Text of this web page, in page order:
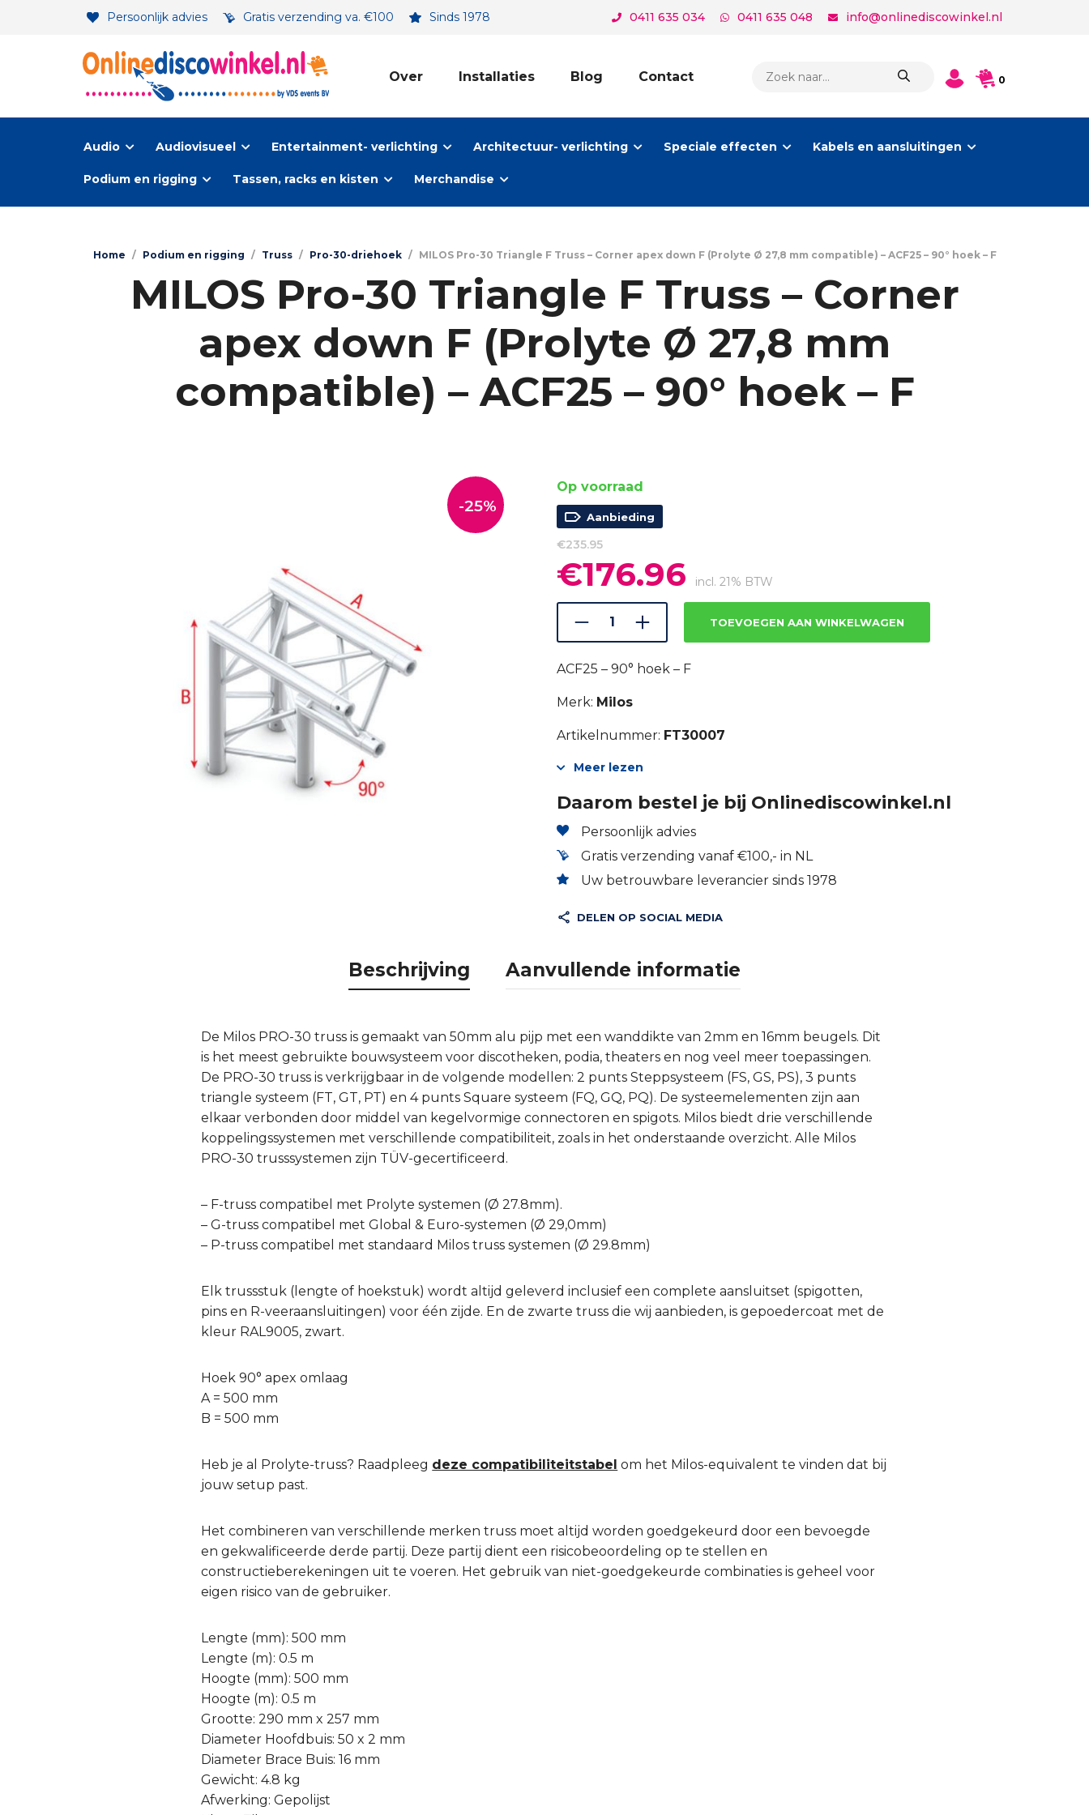
Persoonlijk advies Gratis verzending va. €100 Sinds 1978 0411 635 034 0411 635 048 info@onlinediscowinkel.nl
Over Installaties Blog Contact
ZOEKEN
0
Audio Audiovisueel Entertainment- verlichting Architectuur- verlichting Speciale effecten Kabels en aansluitingen
Podium en rigging Tassen, racks en kisten Merchandise
Home / Podium en rigging / Truss / Pro-30-driehoek / MILOS Pro-30 Triangle F Truss – Corner apex down F (Prolyte Ø 27,8 mm compatible) – ACF25 – 90° hoek – F
MILOS Pro-30 Triangle F Truss – Corner
apex down F (Prolyte Ø 27,8 mm
compatible) – ACF25 – 90° hoek – F
-25%
Op voorraad
Aanbieding
€235.95
Oorspronkelijke
prijs
was:
€235.95.
€176.96 prijs
is:
€176.96.
incl. 21% BTW
TOEVOEGEN AAN WINKELWAGEN
ACF25 – 90° hoek – F
Merk: Milos
Artikelnummer: FT30007
Meer lezen
Daarom bestel je bij Onlinediscowinkel.nl
Persoonlijk advies
Gratis verzending vanaf €100,- in NL
Uw betrouwbare leverancier sinds 1978
DELEN OP SOCIAL MEDIA
Beschrijving Aanvullende informatie
De Milos PRO-30 truss is gemaakt van 50mm alu pijp met een wanddikte van 2mm en 16mm beugels. Dit
is het meest gebruikte bouwsysteem voor discotheken, podia, theaters en nog veel meer toepassingen.
De PRO-30 truss is verkrijgbaar in de volgende modellen: 2 punts Steppsysteem (FS, GS, PS), 3 punts
triangle systeem (FT, GT, PT) en 4 punts Square systeem (FQ, GQ, PQ). De systeemelementen zijn aan
elkaar verbonden door middel van kegelvormige connectoren en spigots. Milos biedt drie verschillende
koppelingssystemen met verschillende compatibiliteit, zoals in het onderstaande overzicht. Alle Milos
PRO-30 trusssystemen zijn TÜV-gecertificeerd.
– F-truss compatibel met Prolyte systemen (Ø 27.8mm).
– G-truss compatibel met Global & Euro-systemen (Ø 29,0mm)
– P-truss compatibel met standaard Milos truss systemen (Ø 29.8mm)
Elk trussstuk (lengte of hoekstuk) wordt altijd geleverd inclusief een complete aansluitset (spigotten,
pins en R-veeraansluitingen) voor één zijde. En de zwarte truss die wij aanbieden, is gepoedercoat met de
kleur RAL9005, zwart.
Hoek 90° apex omlaag
A = 500 mm
B = 500 mm
Heb je al Prolyte-truss? Raadpleeg deze compatibiliteitstabel om het Milos-equivalent te vinden dat bij
jouw setup past.
Het combineren van verschillende merken truss moet altijd worden goedgekeurd door een bevoegde
en gekwalificeerde derde partij. Deze partij dient een risicobeoordeling op te stellen en
constructieberekeningen uit te voeren. Het gebruik van niet-goedgekeurde combinaties is geheel voor
eigen risico van de gebruiker.
Lengte (mm): 500 mm
Lengte (m): 0.5 m
Hoogte (mm): 500 mm
Hoogte (m): 0.5 m
Grootte: 290 mm x 257 mm
Diameter Hoofdbuis: 50 x 2 mm
Diameter Brace Buis: 16 mm
Gewicht: 4.8 kg
Afwerking: Gepolijst